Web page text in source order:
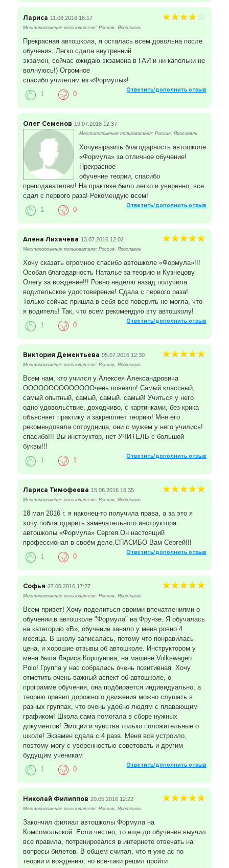
Лариса 11.08.2016 16:17
Местоположение пользователя: Россия, Ярославль
Прекрасная автошкола, я осталась всем довольна после
обучения. Легко сдала внутренний
экзамен, сейчас ожидаю экзамена в ГАИ и ни капельки не
волнуюсь!) Огромное
спасибо учителям из «Формулы»!
Ответить/дополнить отзыв
1 0
Олег Семенов 19.07.2016 12:37
Местоположение пользователя: Россия, Ярославль
Хочувыразить благодарность автошколе
«Формула» за отличное обучение!
Прекрасное
обучение теории, спасибо
преподавателям! На практике было легко и уверенно, все
сдал с первого раза! Рекомендую всем!
Ответить/дополнить отзыв
1 0
Алена Лихачева 13.07.2016 12:02
Местоположение пользователя: Россия, Ярославль
Хочу сказать огромное спасибо автошколе «Формула»!!!
Особая благодарность Наталье за теорию и Кузнецову
Олегу за вождение!!! Ровно неделю назад получила
водительское удостоверение! Сдала с первого раза!
Только сейчас пришла в себя-все поверить не могла, что
я водитель! Так, что всем рекомендую эту автошколу!
Ответить/дополнить отзыв
1 0
Виктория Дементьева 05.07.2016 12:30
Местоположение пользователя: Россия, Ярославль
Всем нам, кто учился у Алексея Александровича
ООООООООООООООчень повезло! Самый классный,
самый опытный, самый, самый. самый! Учиться у него
одно удовольствие, доходчиво, с картинками, без крика
объясняет практику и закрепляет теорию! Мне его
рекомендовала сотрудница, они с мужем у него учились!
спасибо!!! Вы инструктор, нет УЧИТЕЛЬ с большой
буквы!!!
Ответить/дополнить отзыв
1 1
Лариса Тимофеева 15.06.2016 16:35
Местоположение пользователя: Россия, Ярославль
18 мая 2016 г. я наконец-то получила права, а за это я
хочу поблагодарить замечательного инструктора
автошколы «Формула» Сергея.Он настоящий
профессионал в своём деле.СПАСИБО Вам Сергей!!!
Ответить/дополнить отзыв
1 0
Софья 27.05.2016 17:27
Местоположение пользователя: Россия, Ярославль
Всем привет! Хочу поделиться своими впечатлениями о
обучении в автошколе "Формула" на Фрунзе. Я обучалась
на категорию «В», обучение заняло у меня ровно 4
месяца. В школу записалась, потому что понравилась
цена, и хорошие отзывы об автошколе. Инструктором у
меня была Лариса Коршунова, на машине Volkswagen
Polo! Группа у нас собралась очень позитивная. Хочу
отметить очень важный аспект об автошколе, о
программе обучения, она подбирается индивидуально, а
теорию правил дорожного движения можно слушать в
разных группах, что очень удобно людям с плавающим
графиком! Школа сама помогала в сборе нужных
документов! Эмоции и чувства только положительные о
школе! Экзамен сдала с 4 раза. Меня все устроило,
поэтому могу с уверенностью советовать и другим
будущим ученикам
Ответить/дополнить отзыв
1 0
Николай Филиппов 20.05.2016 12:22
Местоположение пользователя: Россия, Ярославль
Закончил филиал автошколы Формула на
Комсомольской. Если честно, то еще до обучения выучил
все правила, потренировался в интернете отвечать на
вопросы билетов. В общем считал, что я уже ас по
теории и вождению, но все-таки решил пройти